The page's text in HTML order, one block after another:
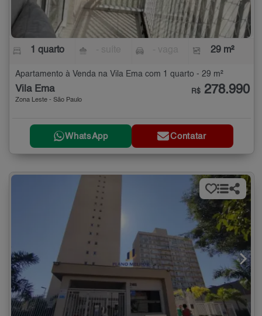
1 quarto 29 m²
Apartamento à Venda na Vila Ema com 1 quarto - 29 m²
Vila Ema
Zona Leste - São Paulo
R$ 278.990
WhatsApp Contatar